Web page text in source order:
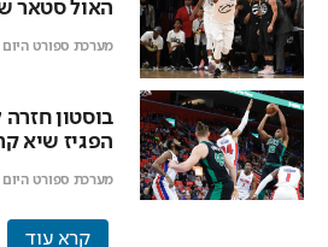
האול סטאר
מערכת ספורט היום
בוסטון חזרה
הפגיז שיא
מערכת ספורט היום
קרא עוד